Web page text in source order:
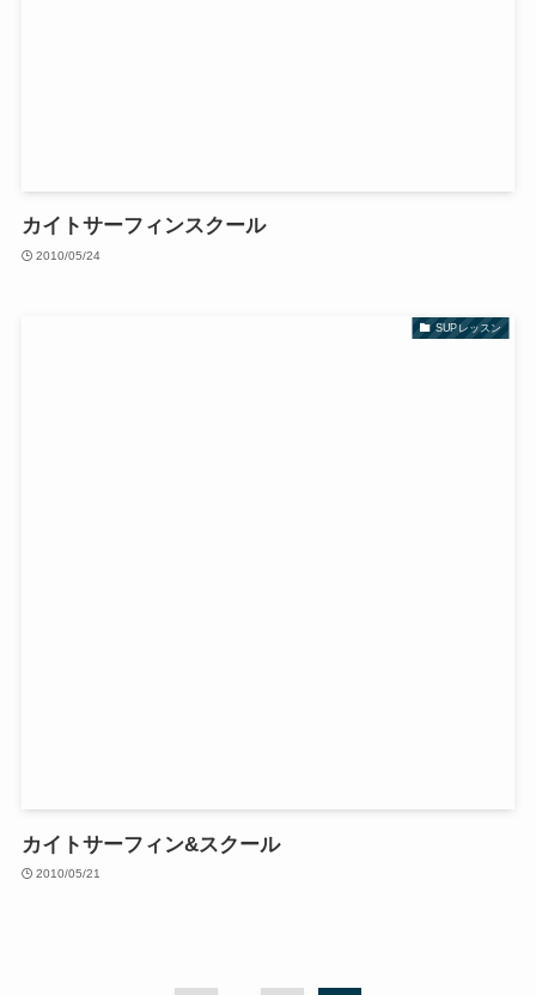
カイトサーフィンスクール
2010/05/24
SUPレッスン
カイトサーフィン&スクール
2010/05/21